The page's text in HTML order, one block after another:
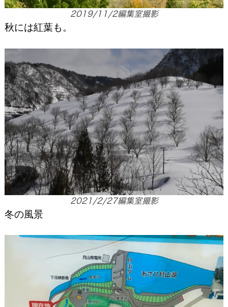
2019/11/2編集室撮影
秋には紅葉も。
2021/2/27編集室撮影
冬の風景